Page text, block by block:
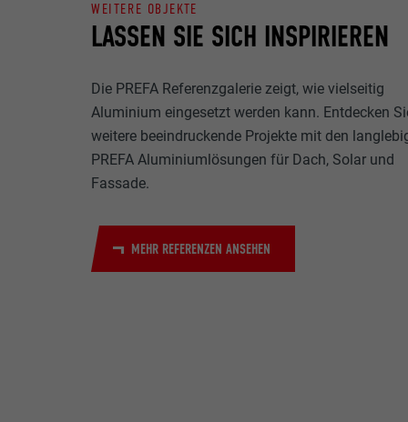
LASSEN SIE SICH INSPIRIEREN
WEITERE OBJEKTE
Die PREFA Referenzgalerie zeigt, wie vielseitig
Aluminium eingesetzt werden kann. Entdecken
weitere beeindruckende Projekte mit den
PREFA Aluminiumlösungen für Dach, Solar und
Fassade.
MEHR REFERENZEN ANSEHEN
Zweck
Name
Laufzeit
MARKETING
"Marketing &
verwendet, um
hinweg